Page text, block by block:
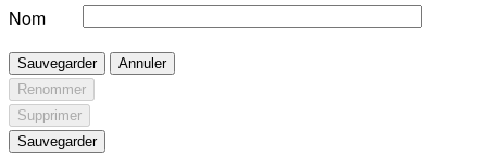
Nom
Sauvegarder
Annuler
Renommer
Supprimer
Sauvegarder